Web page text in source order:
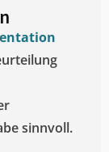
sinnvoll.